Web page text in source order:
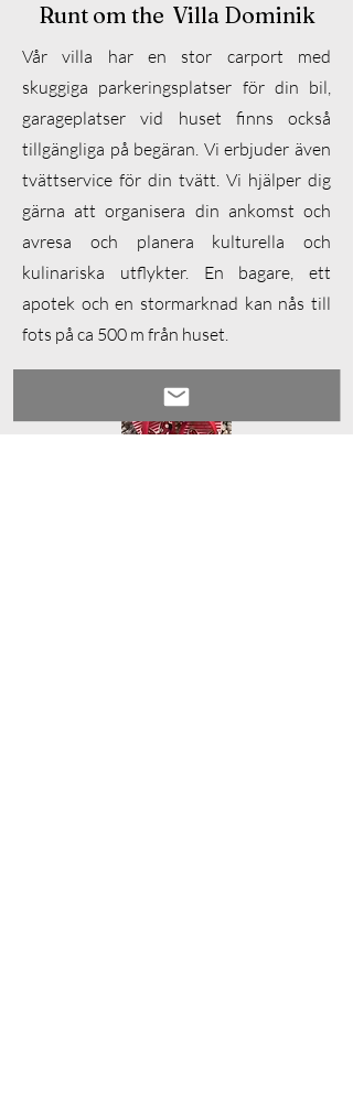
Runt om the Villa Dominik
Vår villa har en stor carport med
skuggiga parkeringsplatser för din bil,
garageplatser vid huset finns också
tillgängliga på begäran. Vi erbjuder även
tvättservice för din tvätt. Vi hjälper dig
gärna att organisera din ankomst och
avresa och planera kulturella och
kulinariska utflykter. En bagare, ett
apotek och en stormarknad kan nås till
fots på ca 500 m från huset.